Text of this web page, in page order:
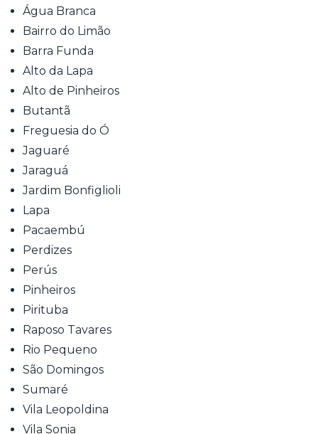
Água Branca
Bairro do Limão
Barra Funda
Alto da Lapa
Alto de Pinheiros
Butantã
Freguesia do Ó
Jaguaré
Jaraguá
Jardim Bonfiglioli
Lapa
Pacaembú
Perdizes
Perús
Pinheiros
Pirituba
Raposo Tavares
Rio Pequeno
São Domingos
Sumaré
Vila Leopoldina
Vila Sonia